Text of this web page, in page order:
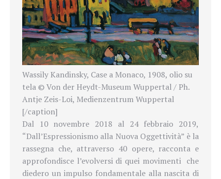
Wassily Kandinsky, Case a Monaco, 1908, olio su
tela © Von der Heydt-Museum Wuppertal / Ph.
Antje Zeis-Loi, Medienzentrum Wuppertal
[/caption]
Dal 10 novembre 2018 al 24 febbraio 2019,
“Dall’Espressionismo alla Nuova Oggettività” è la
rassegna che, attraverso 40 opere, racconta e
approfondisce l’evolversi di quei movimenti che
diedero un impulso fondamentale alla nascita di